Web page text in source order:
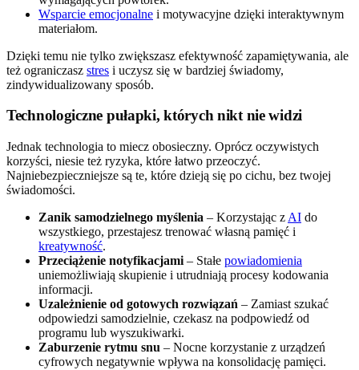
Wsparcie emocjonalne i motywacyjne dzięki interaktywnym
materiałom.
Dzięki temu nie tylko zwiększasz efektywność zapamiętywania, ale
też ograniczasz stres i uczysz się w bardziej świadomy,
zindywidualizowany sposób.
Technologiczne pułapki, których nikt nie widzi
Jednak technologia to miecz obosieczny. Oprócz oczywistych
korzyści, niesie też ryzyka, które łatwo przeoczyć.
Najniebezpieczniejsze są te, które dzieją się po cichu, bez twojej
świadomości.
Zanik samodzielnego myślenia – Korzystając z AI do
wszystkiego, przestajesz trenować własną pamięć i
kreatywność.
Przeciążenie notyfikacjami – Stałe powiadomienia
uniemożliwiają skupienie i utrudniają procesy kodowania
informacji.
Uzależnienie od gotowych rozwiązań – Zamiast szukać
odpowiedzi samodzielnie, czekasz na podpowiedź od
programu lub wyszukiwarki.
Zaburzenie rytmu snu – Nocne korzystanie z urządzeń
cyfrowych negatywnie wpływa na konsolidację pamięci.